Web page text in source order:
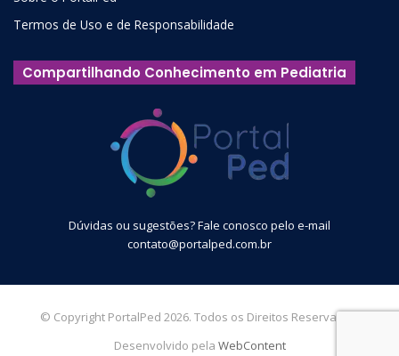
Termos de Uso e de Responsabilidade
Compartilhando Conhecimento em Pediatria
Dúvidas ou sugestões? Fale conosco pelo e-mail
contato@portalped.com.br
© Copyright PortalPed 2026. Todos os Direitos Reservados.
Desenvolvido pela WebContent